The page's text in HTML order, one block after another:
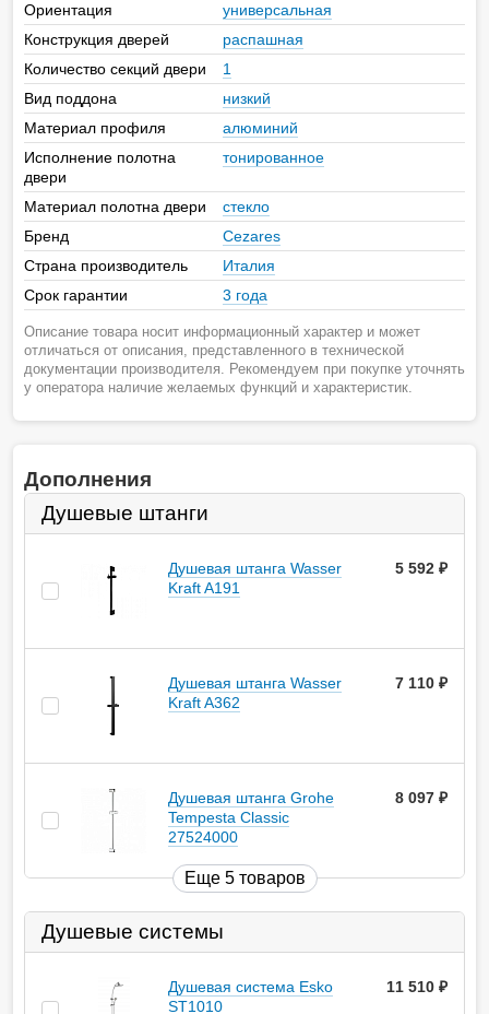
Ориентация
универсальная
Конструкция дверей
распашная
Количество секций двери
1
Вид поддона
низкий
Материал профиля
алюминий
Исполнение полотна
двери
тонированное
Материал полотна двери
стекло
Бренд
Cezares
Страна производитель
Италия
Срок гарантии
3 года
Описание товара носит информационный характер и может
отличаться от описания, представленного в технической
документации производителя. Рекомендуем при покупке уточнять
у оператора наличие желаемых функций и характеристик.
Дополнения
Душевые штанги
Душевая штанга Wasser
Kraft A191
5 592
Душевая штанга Wasser
Kraft A362
7 110
Душевая штанга Grohe
Tempesta Classic
27524000
8 097
Еще 5 товаров
Душевые системы
Душевая система Esko
ST1010
11 510